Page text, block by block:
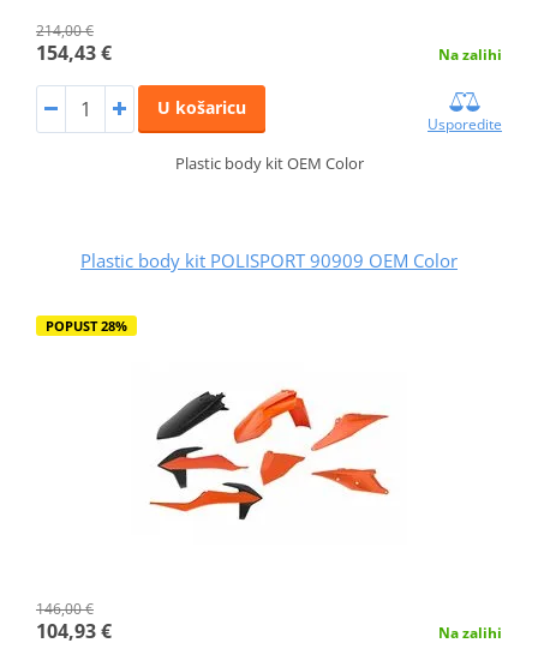
214,00 €
154,43 € Na zalihi
U košaricu
Usporedite
Plastic body kit OEM Color
Plastic body kit POLISPORT 90909 OEM Color
POPUST 28%
146,00 €
104,93 € Na zalihi